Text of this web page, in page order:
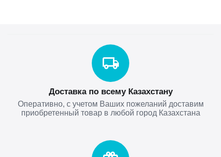
Доставка по всему Казахстану
Оперативно, с учетом Ваших пожеланий доставим
приобретенный товар в любой город Казахстана